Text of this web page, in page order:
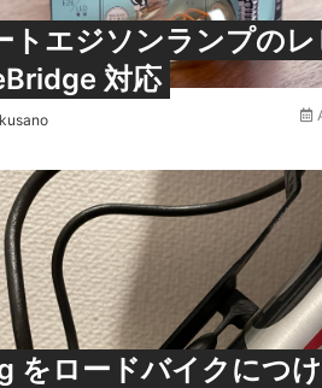
トエジソンランプの
対応
をロードバイクにつけ